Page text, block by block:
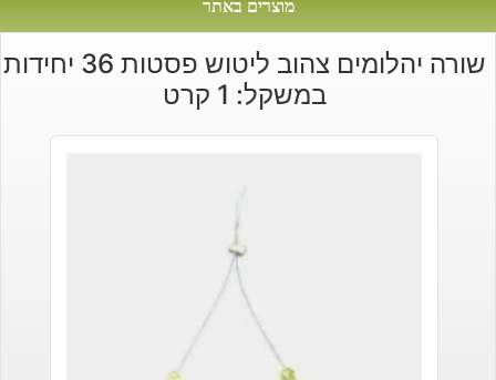
מוצרים באתר
שורה יהלומים צהוב ליטוש פסטות 36 יחידות
במשקל: 1 קרט